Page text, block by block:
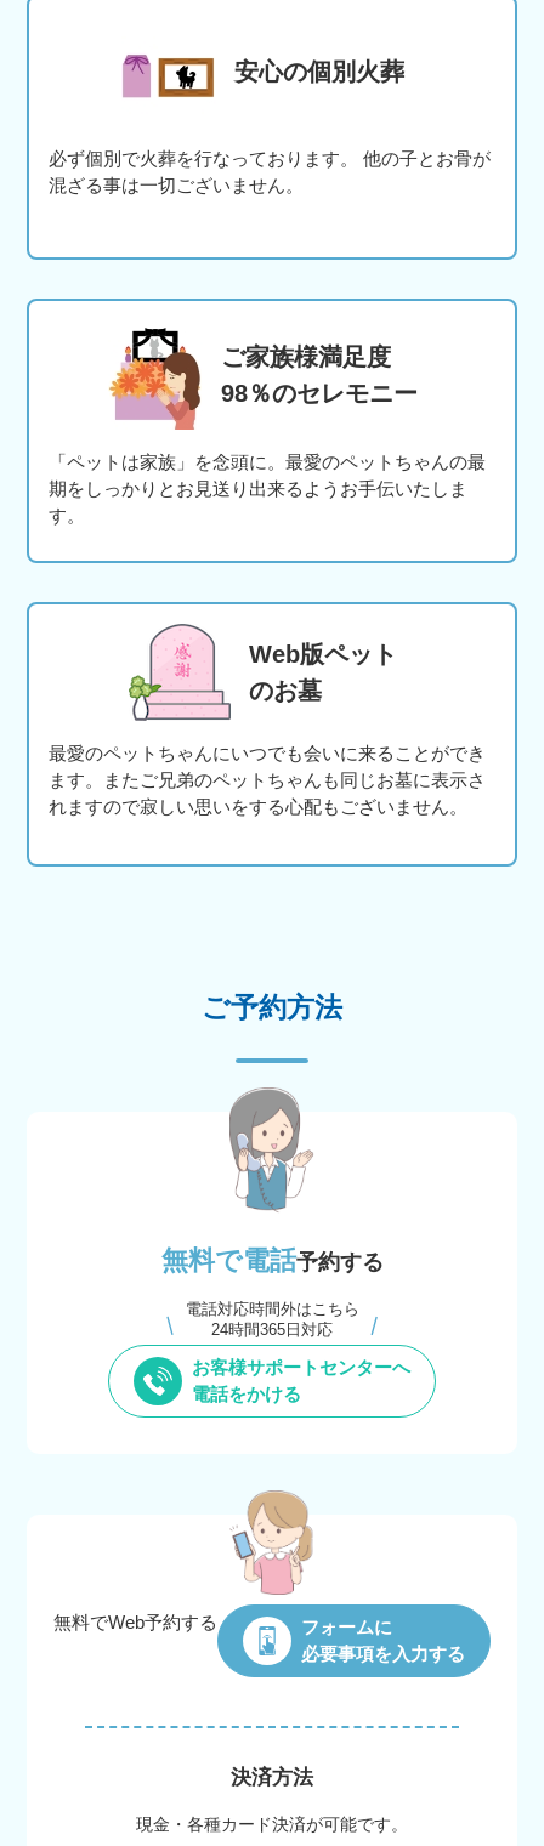
安心の個別火葬
必ず個別で火葬を行なっております。 他の子とお骨が
混ざる事は一切ございません。
ご家族様満足度
98％のセレモニー
「ペットは家族」を念頭に。最愛のペットちゃんの最
期をしっかりとお見送り出来るようお手伝いたしま
す。
Web版ペット
のお墓
最愛のペットちゃんにいつでも会いに来ることができ
ます。またご兄弟のペットちゃんも同じお墓に表示さ
れますので寂しい思いをする心配もございません。
ご予約方法
無料で電話予約する
電話対応時間外はこちら
24時間365日対応
お客様サポートセンターへ
電話をかける
無料でWeb予約する
フォームに
必要事項を入力する
決済方法
現金・各種カード決済が可能です。